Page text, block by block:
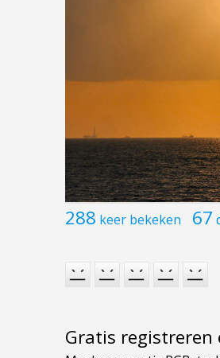
288 keer bekeken 67
Gratis registreren